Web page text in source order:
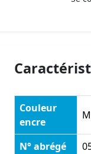
Couleur
encre
N° abrégé